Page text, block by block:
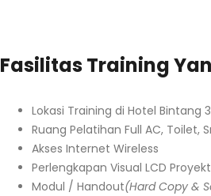
Fasilitas Training
Lokasi Training di Hotel Bintang
Ruang Pelatihan Full AC, Toilet,
Akses Internet Wireless
Perlengkapan Visual LCD
Modul / Handout(Hard Copy &